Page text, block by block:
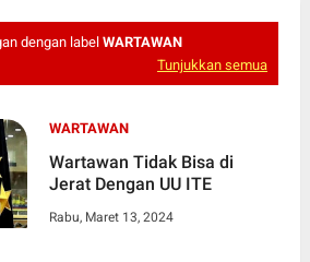
dengan label WARTAWAN
Tunjukkan semua
WARTAWAN
Wartawan Tidak Bisa di
Jerat Dengan UU ITE
Rabu, Maret 13, 2024